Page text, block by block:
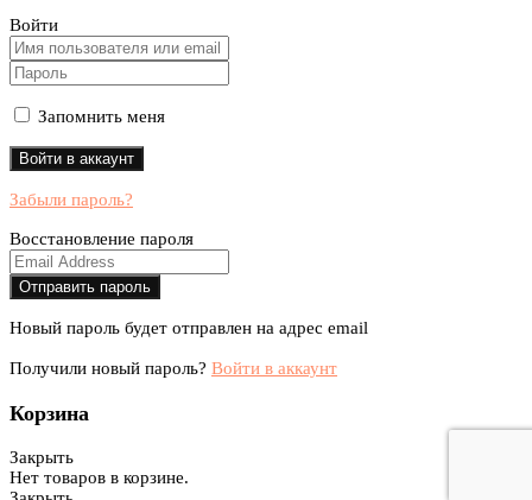
Войти
Запомнить меня
Забыли пароль?
Восстановление пароля
Новый пароль будет отправлен на адрес email
Получили новый пароль? Войти в аккаунт
Корзина
Закрыть
Нет товаров в корзине.